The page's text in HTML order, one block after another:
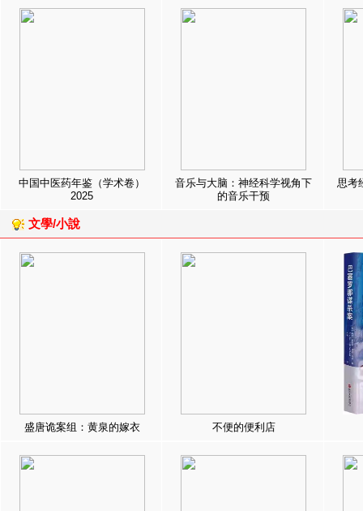
中国中医药年鉴（学术卷）
2025
音乐与大脑：神经科学视角下
的音乐干预
思考
文學/小說
盛唐诡案组：黄泉的嫁衣 不便的便利店